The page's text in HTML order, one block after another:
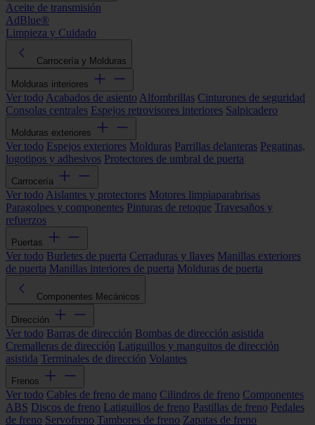
Aceite de transmisión
AdBlue®
Limpieza y Cuidado
Carrocería y Molduras
Molduras interiores
Ver todo Acabados de asiento Alfombrillas Cinturones de seguridad
Consolas centrales Espejos retrovisores interiores Salpicadero
Molduras exteriores
Ver todo Espejos exteriores Molduras Parrillas delanteras Pegatinas,
logotipos y adhesivos Protectores de umbral de puerta
Carrocería
Ver todo Aislantes y protectores Motores limpiaparabrisas
Paragolpes y componentes Pinturas de retoque Travesaños y
refuerzos
Puertas
Ver todo Burletes de puerta Cerraduras y llaves Manillas exteriores
de puerta Manillas interiores de puerta Molduras de puerta
Componentes Mecánicos
Dirección
Ver todo Barras de dirección Bombas de dirección asistida
Cremalleras de dirección Latiguillos y manguitos de dirección
asistida Terminales de dirección Volantes
Frenos
Ver todo Cables de freno de mano Cilindros de freno Componentes
ABS Discos de freno Latiguillos de freno Pastillas de freno Pedales
de freno Servofreno Tambores de freno Zapatas de freno